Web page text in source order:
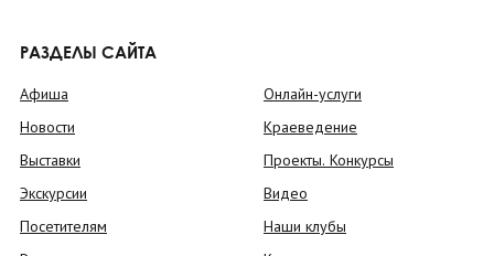
РАЗДЕЛЫ САЙТА
Афиша
Новости
Выставки
Экскурсии
Посетителям
Онлайн-услуги
Краеведение
Проекты. Конкурсы
Видео
Наши клубы